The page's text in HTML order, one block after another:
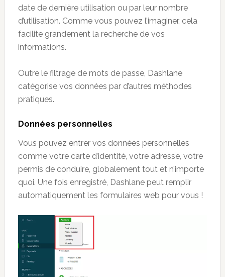
date de dernière utilisation ou par leur nombre
d’utilisation. Comme vous pouvez l’imaginer, cela
facilite grandement la recherche de vos
informations.
Outre le filtrage de mots de passe, Dashlane
catégorise vos données par d’autres méthodes
pratiques.
Données personnelles
Vous pouvez entrer vos données personnelles
comme votre carte d’identité, votre adresse, votre
permis de conduire, globalement tout et n’importe
quoi. Une fois enregistré, Dashlane peut remplir
automatiquement les formulaires web pour vous !